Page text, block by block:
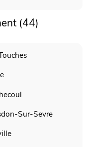
(44)
Sur-Sevre